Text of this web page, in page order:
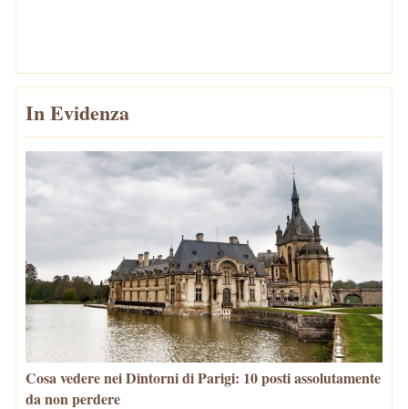
In Evidenza
Cosa vedere nei Dintorni di Parigi: 10 posti assolutamente
da non perdere